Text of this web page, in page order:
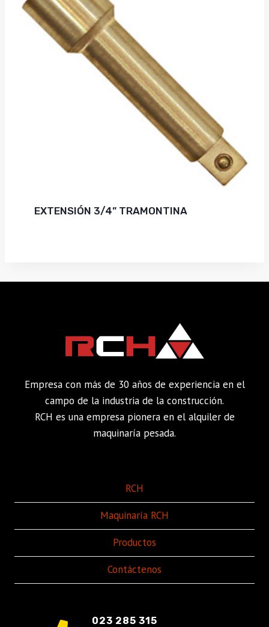
EXTENSIÓN 3/4” TRAMONTINA
Empresa con más de 30 años de experiencia en el
campo de la industria de la construcción.
RCH es una empresa pionera en el alquiler de
maquinaría pesada.
RCH
Maquinaría RCH
Productos
Contáctenos
023 285 315